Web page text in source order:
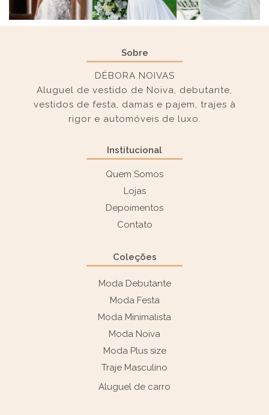
Sobre
DÉBORA NOIVAS
Aluguel de vestido de Noiva, debutante,
vestidos de festa, damas e pajem, trajes à
rigor e automóveis de luxo.
Institucional
Quem Somos
Lojas
Depoimentos
Contato
Coleções
Moda Debutante
Moda Festa
Moda Minimalista
Moda Noiva
Moda Plus size
Traje Masculino
Aluguel de carro